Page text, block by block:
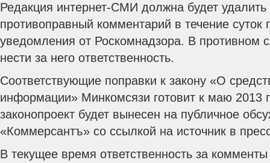
Редакция интернет-СМИ должна будет удалить
противоправный комментарий в течение суток
уведомления от Роскомнадзора. В противном
нести за него ответственность.
Соответствующие поправки к закону «О
информации» Минкомсязи готовит к маю 2013
законопроект будет вынесен на публичное
«Коммерсантъ» со ссылкой на источник в
В текущее время ответственность за